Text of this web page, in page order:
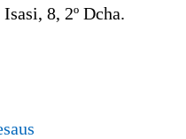
8, 2º Dcha.